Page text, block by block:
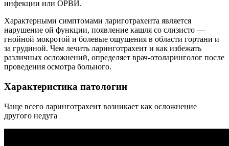
инфекции или ОРВИ.
Характерными симптомами лариготрахеита является
нарушение ой функции, появление кашля со слизисто —
гнойной мокротой и болевые ощущения в области гортани и
за грудиной. Чем лечить ларинготрахеит и как избежать
различных осложнений, определяет врач-отоларинголог после
проведения осмотра больного.
Характеристика патологии
Чаще всего ларинготрахеит возникает как осложнение
другого недуга